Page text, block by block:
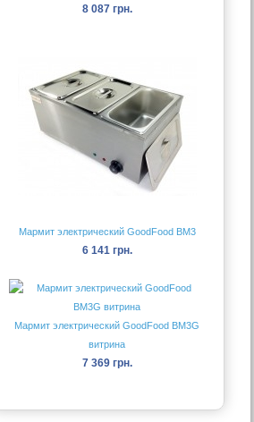
8 087 грн.
Мармит электрический GoodFood BM3
6 141 грн.
Мармит электрический GoodFood BM3G
витрина
7 369 грн.